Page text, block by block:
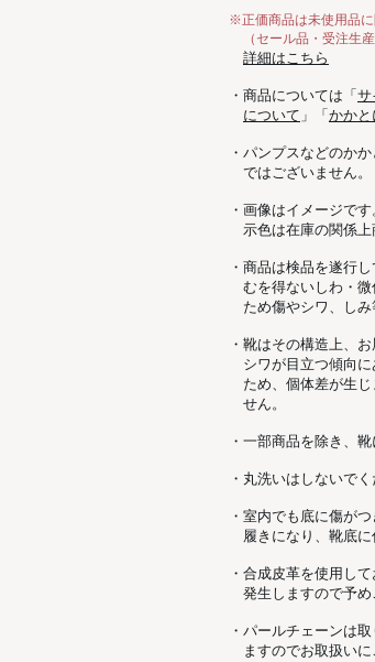
※正価商品は未使用品に
（セール品・受注生
詳細はこちら
・商品については「 サ
について 」「 かかと
・パンプスなどのか
ではございません。
・画像はイメージで
示色は在庫の関係上
・商品は検品を遂行
むを得ないしわ・
ため傷やシワ、し
・靴はその構造上、
シワが目立つ傾向
ため、個体差が生
せん。
・一部商品を除き、
・丸洗いはしないでく
・室内でも底に傷が
履きになり、靴底
・合成皮革を使用し
発生しますので予め
・パールチェーンは
ますのでお取扱いに